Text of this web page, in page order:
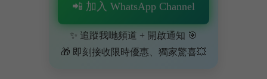
📲 加入 WhatsApp Channel
✨ 追蹤我哋頻道 + 開啟通知 🎯
🎁 即刻接收限時優惠、獨家驚喜💥